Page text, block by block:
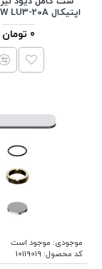
اپتیکال ORTUR 20W LU3-20A
0 تومان
موجودی: موجود است
کد محصول: 10119019